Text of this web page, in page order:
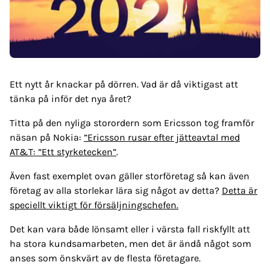
Ett nytt år knackar på dörren. Vad är då viktigast att
tänka på inför det nya året?
Titta på den nyliga storordern som Ericsson tog framför
näsan på Nokia: ”Ericsson rusar efter jätteavtal med
AT&T: ”Ett styrketecken”.
Även fast exemplet ovan gäller storföretag så kan även
företag av alla storlekar lära sig något av detta? Detta är
speciellt viktigt för försäljningschefen.
Det kan vara både lönsamt eller i värsta fall riskfyllt att
ha stora kundsamarbeten, men det är ändå något som
anses som önskvärt av de flesta företagare.